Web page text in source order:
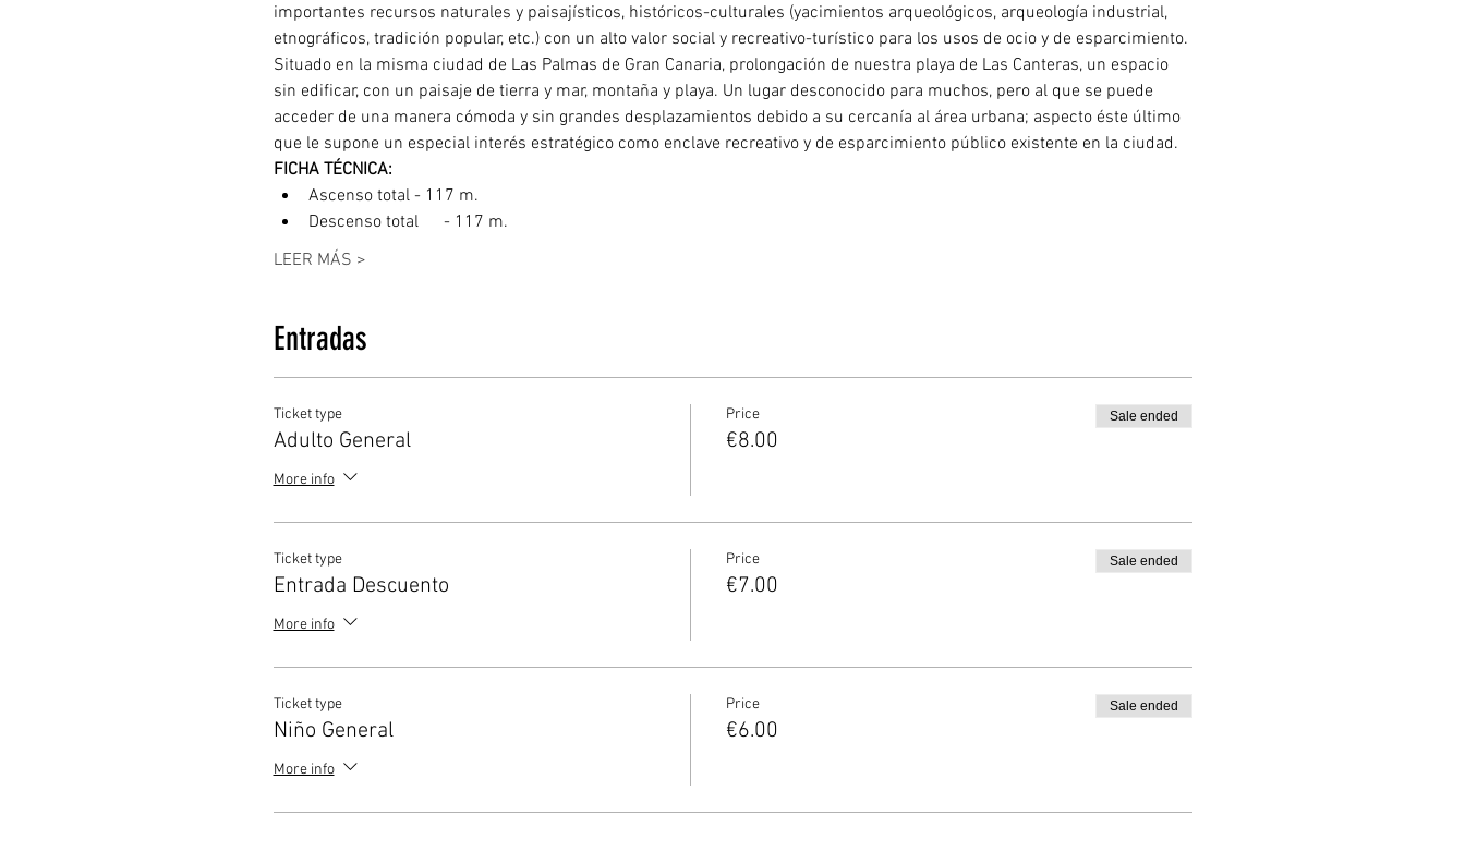
importantes recursos naturales y paisajísticos, históricos-culturales (yacimientos arqueológicos, arqueología industrial,
etnográficos, tradición popular, etc.) con un alto valor social y recreativo-turístico para los usos de ocio y de esparcimiento.
Situado en la misma ciudad de Las Palmas de Gran Canaria, prolongación de nuestra playa de Las Canteras, un espacio
sin edificar, con un paisaje de tierra y mar, montaña y playa. Un lugar desconocido para muchos, pero al que se puede
acceder de una manera cómoda y sin grandes desplazamientos debido a su cercanía al área urbana; aspecto éste último
que le supone un especial interés estratégico como enclave recreativo y de esparcimiento público existente en la ciudad.
Ascenso total - 117 m.
Descenso total	 - 117 m.
LEER MÁS >
Entradas
Ticket type
Adulto General
More info
Price
€8.00
Sale ended
Ticket type
Entrada Descuento
More info
Price
€7.00
Sale ended
Ticket type
Niño General
More info
Price
€6.00
Sale ended